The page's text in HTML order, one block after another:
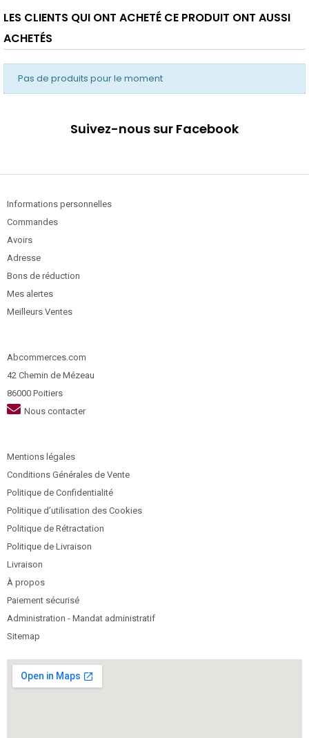
LES CLIENTS QUI ONT ACHETÉ CE PRODUIT ONT AUSSI
ACHETÉS
Pas de produits pour le moment
Suivez-nous sur Facebook
Informations personnelles
Commandes
Avoirs
Adresse
Bons de réduction
Mes alertes
Meilleurs Ventes
Abcommerces.com
42 Chemin de Mézeau
86000 Poitiers
Nous contacter
Mentions légales
Conditions Générales de Vente
Politique de Confidentialité
Politique d’utilisation des Cookies
Politique de Rétractation
Politique de Livraison
Livraison
À propos
Paiement sécurisé
Administration - Mandat administratif
Sitemap